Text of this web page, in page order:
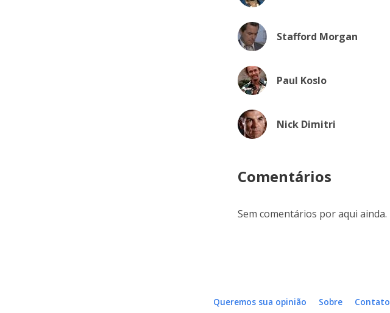
Stafford Morgan
Paul Koslo
Nick Dimitri
Comentários
Sem comentários por aqui ainda.
Queremos sua opinião Sobre Contato